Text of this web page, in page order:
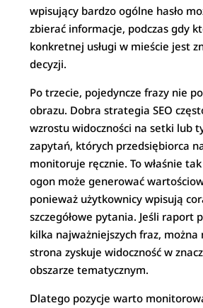
wpisujący bardzo ogólne hasło
zbierać informacje, podczas gdy
konkretnej usługi w mieście jest
decyzji.
Po trzecie, pojedyncze frazy nie
obrazu. Dobra strategia SEO
wzrostu widoczności na setki lub
zapytań, których przedsiębiorca
monitoruje ręcznie. To właśnie
ogon może generować
ponieważ użytkownicy wpisują
szczegółowe pytania. Jeśli raport
kilka najważniejszych fraz, można
strona zyskuje widoczność w
obszarze tematycznym.
Dlatego pozycje warto